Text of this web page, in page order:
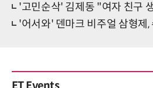
'고민순삭' 김제동 "여자 친구 생겼
'어서와' 덴마크 비주얼 삼형제, 수